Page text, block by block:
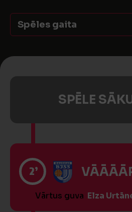
Spēles gaita
SPĒLE
2’
Vārtus guva Elza